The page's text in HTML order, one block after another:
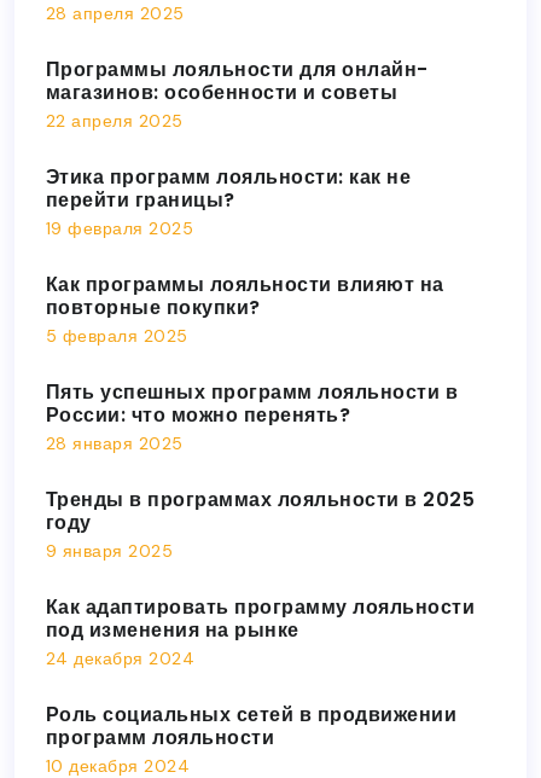
28 апреля 2025
Программы лояльности для онлайн-
магазинов: особенности и советы
22 апреля 2025
Этика программ лояльности: как не
перейти границы?
19 февраля 2025
Как программы лояльности влияют на
повторные покупки?
5 февраля 2025
Пять успешных программ лояльности в
России: что можно перенять?
28 января 2025
Тренды в программах лояльности в 2025
году
9 января 2025
Как адаптировать программу лояльности
под изменения на рынке
24 декабря 2024
Роль социальных сетей в продвижении
программ лояльности
10 декабря 2024